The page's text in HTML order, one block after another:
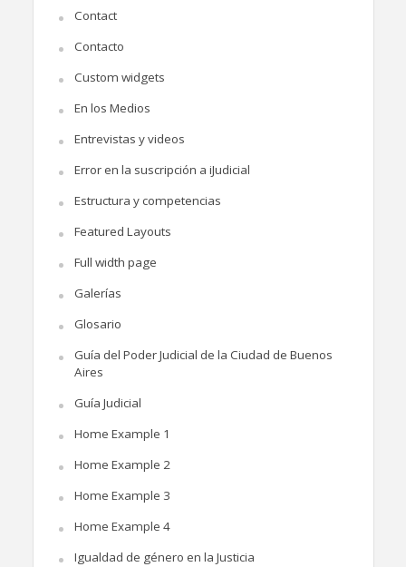
Contact
Contacto
Custom widgets
En los Medios
Entrevistas y videos
Error en la suscripción a iJudicial
Estructura y competencias
Featured Layouts
Full width page
Galerías
Glosario
Guía del Poder Judicial de la Ciudad de Buenos
Aires
Guía Judicial
Home Example 1
Home Example 2
Home Example 3
Home Example 4
Igualdad de género en la Justicia